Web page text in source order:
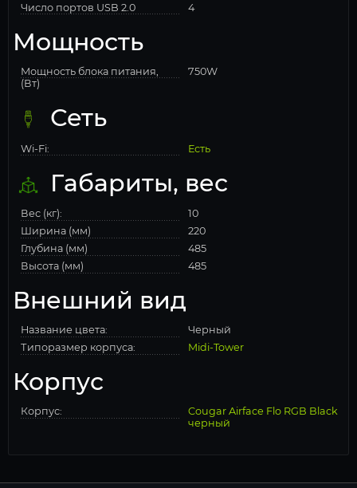
Число портов USB 2.0
4
Мощность
Мощность блока питания,
(Вт)
750W
Сеть
Wi-Fi: Есть
Габариты, вес
Вес (кг):
10
Ширина (мм)
220
Глубина (мм)
485
Высота (мм)
485
Внешний вид
Название цвета:
Черный
Типоразмер корпуса:
Midi-Tower
Корпус
Корпус:
Cougar Airface Flo RGB Black
черный